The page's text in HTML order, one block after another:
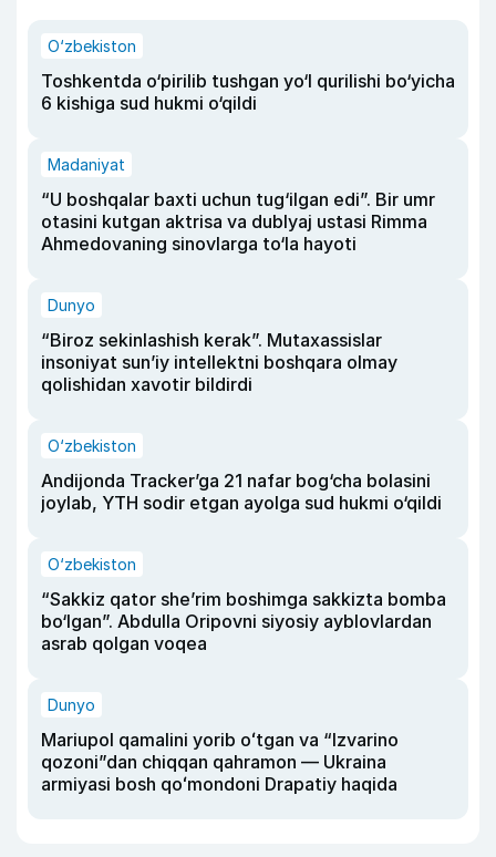
O‘zbekiston
Toshkentda o‘pirilib tushgan yo‘l qurilishi bo‘yicha
6 kishiga sud hukmi o‘qildi
Madaniyat
“U boshqalar baxti uchun tug‘ilgan edi”. Bir umr
otasini kutgan aktrisa va dublyaj ustasi Rimma
Ahmedovaning sinovlarga to‘la hayoti
Dunyo
“Biroz sekinlashish kerak”. Mutaxassislar
insoniyat sun’iy intellektni boshqara olmay
qolishidan xavotir bildirdi
O‘zbekiston
Andijonda Tracker’ga 21 nafar bog‘cha bolasini
joylab, YTH sodir etgan ayolga sud hukmi o‘qildi
O‘zbekiston
“Sakkiz qator she’rim boshimga sakkizta bomba
bo‘lgan”. Abdulla Oripovni siyosiy ayblovlardan
asrab qolgan voqea
Dunyo
Mariupol qamalini yorib oʻtgan va “Izvarino
qozoni”dan chiqqan qahramon — Ukraina
armiyasi bosh qoʻmondoni Drapatiy haqida